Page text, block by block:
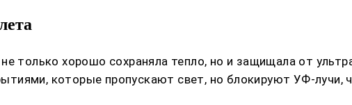
только хорошо сохраняла тепло, но и защищала от
которые пропускают свет, но блокируют УФ-